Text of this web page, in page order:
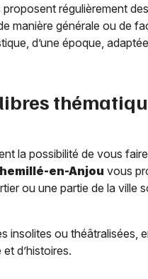
régulièrement
manière générale ou de
d’une époque,
la possibilité de vous
en-Anjou vous
ou une partie de la ville
insolites ou théâtralisées,
d’histoires.